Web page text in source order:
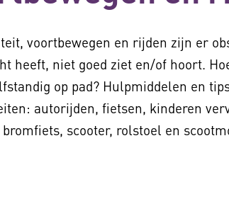
voortbewegen en rijden zijn er
heeft, niet goed ziet en/of hoort.
op pad? Hulpmiddelen en
autorijden, fietsen, kinderen
scooter, rolstoel en